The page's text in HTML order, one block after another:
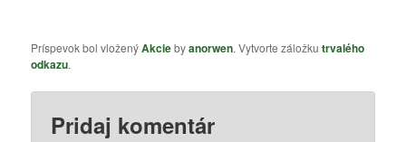
Príspevok bol vloženýAkciebyanorwen. Vytvorte záložkutrvalého
odkazu.
Pridaj komentár